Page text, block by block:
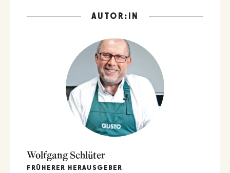
AUTOR:IN
Wolfgang Schlüter
FRÜHERER HERAUSGEBER